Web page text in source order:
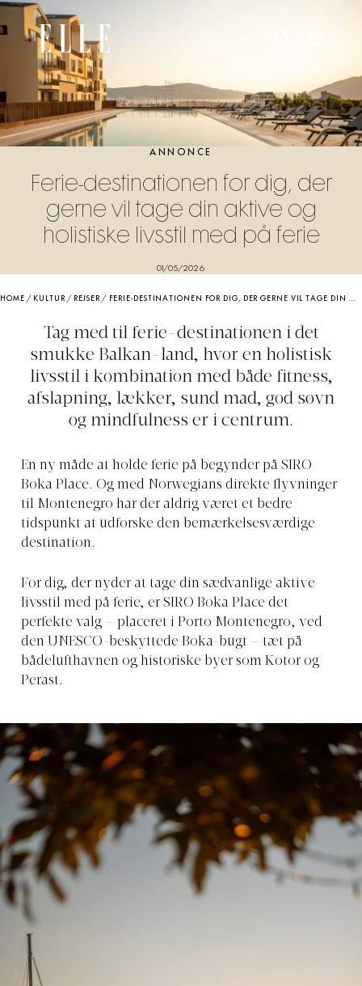
ANNONCE
Ferie-destinationen for dig, der
gerne vil tage din aktive og
holistiske livsstil med på ferie
01/05/2026
HOME / KULTUR / REJSER / FERIE-DESTINATIONEN FOR DIG, DER GERNE VIL TAGE DIN AKTIVE OG HOLISTISKE LIVSSTIL MED PÅ FERIE
Tag med til ferie-destinationen i det
smukke Balkan-land, hvor en holistisk
livsstil i kombination med både fitness,
afslapning, lækker, sund mad, god søvn
og mindfulness er i centrum.
En ny måde at holde ferie på begynder på SIRO
Boka Place. Og med Norwegians direkte flyvninger
til Montenegro har der aldrig været et bedre
tidspunkt at udforske den bemærkelsesværdige
destination.
For dig, der nyder at tage din sædvanlige aktive
livsstil med på ferie, er SIRO Boka Place det
perfekte valg – placeret i Porto Montenegro, ved
den UNESCO-beskyttede Boka-bugt – tæt på
bådelufthavnen og historiske byer som Kotor og
Perast.